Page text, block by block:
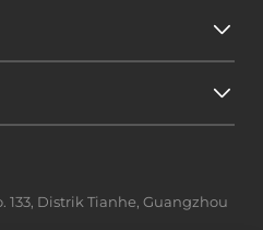
133, Distrik Tianhe, Guangzhou